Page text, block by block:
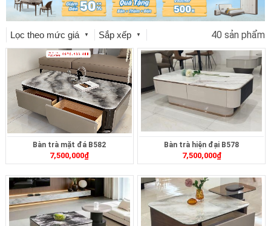
Lọc theo mức giá ▼ Sắp xếp ▼ 40 sản phẩm
Bàn trà mặt đá B582
7,500,000₫
Bàn trà hiện đại B578
7,500,000₫